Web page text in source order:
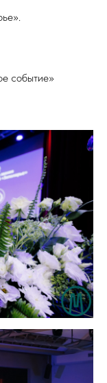
событие»